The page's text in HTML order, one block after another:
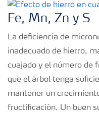
Fe, Mn, Zn y S
La deficiencia de
inadecuado de hierro,
cuajado y el número de
que el árbol tenga
mantener un
fructificación. Un buen